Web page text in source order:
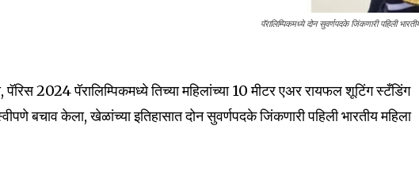
of
पॅरालिम्पिकमध्ये दोन सुवर्णपदके जिंकणारी पहिली
2024 पॅरालिम्पिकमध्ये तिच्या महिलांच्या 10 मीटर एअर रायफल शूटिंग स्टँडिंग
बचाव केला, खेळांच्या इतिहासात दोन सुवर्णपदके जिंकणारी पहिली भारतीय महिला